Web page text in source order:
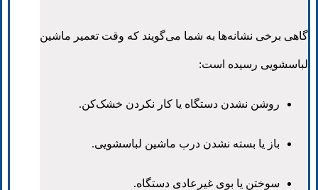
گاهی برخی نشانه‌ها به شما می‌گویند که وقت تعمیر ماشین
لباسشویی رسیده است:
روشن نشدن دستگاه یا کار نکردن خشک‌کن.
باز یا بسته نشدن درب ماشین لباسشویی.
سوختن یا بوی غیرعادی دستگاه.